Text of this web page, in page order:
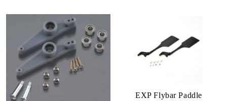
EXP Flybar Paddle